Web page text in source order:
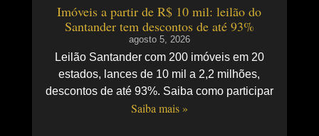
Imóveis a partir de R$ 10 mil: leilão do
Santander tem descontos de até 93%
agosto 5, 2026
Leilão Santander com 200 imóveis em 20
estados, lances de 10 mil a 2,2 milhões,
descontos de até 93%. Saiba como participar
Saiba mais »